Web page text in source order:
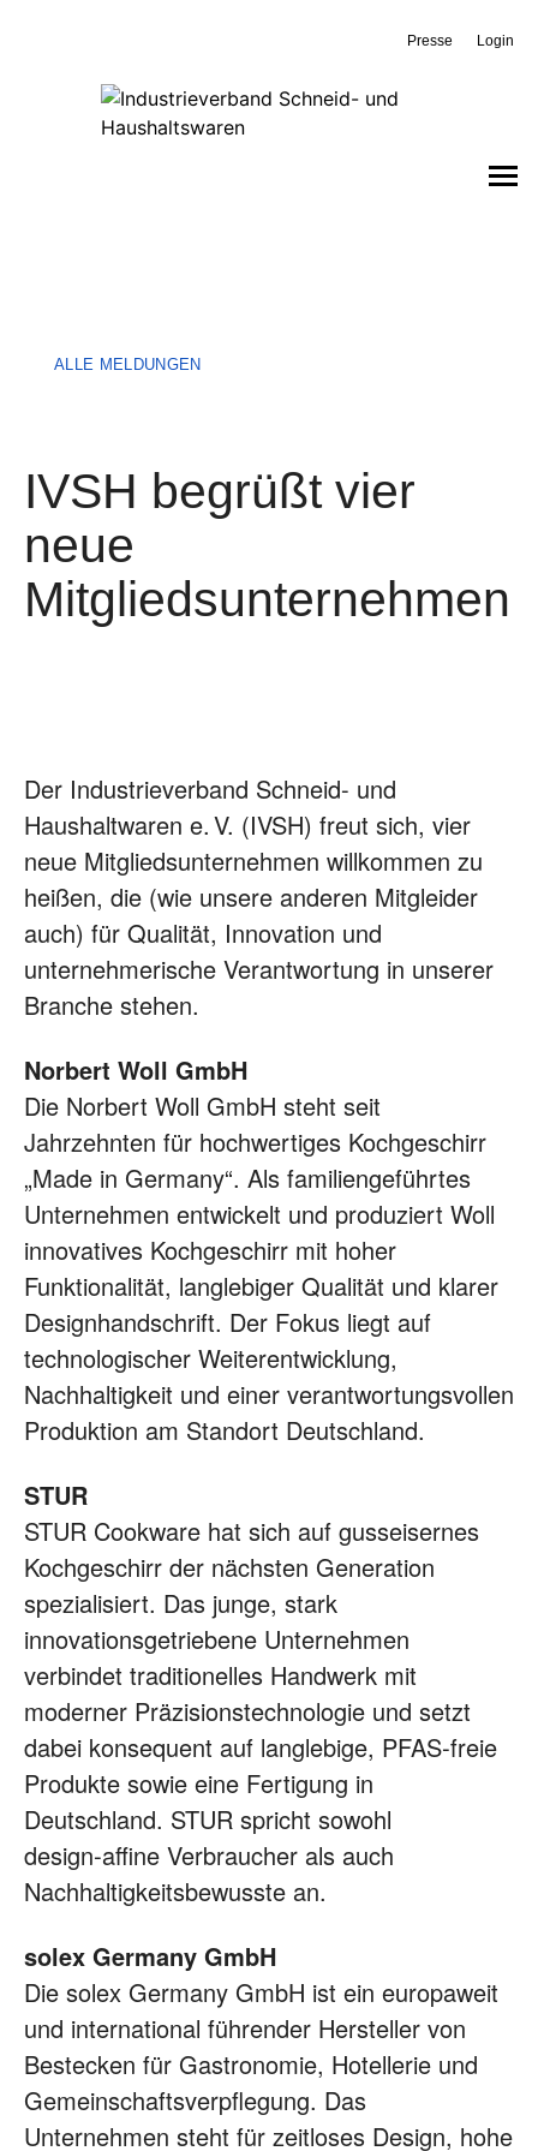
Presse Login
ALLE MELDUNGEN
IVSH begrüßt vier
neue
Mitgliedsunternehmen
Der Industrieverband Schneid- und
Haushaltwaren e. V. (IVSH) freut sich, vier
neue Mitgliedsunternehmen willkommen zu
heißen, die (wie unsere anderen Mitgleider
auch) für Qualität, Innovation und
unternehmerische Verantwortung in unserer
Branche stehen.
Norbert Woll GmbH
Die Norbert Woll GmbH steht seit
Jahrzehnten für hochwertiges Kochgeschirr
„Made in Germany“. Als familiengeführtes
Unternehmen entwickelt und produziert Woll
innovatives Kochgeschirr mit hoher
Funktionalität, langlebiger Qualität und klarer
Designhandschrift. Der Fokus liegt auf
technologischer Weiterentwicklung,
Nachhaltigkeit und einer verantwortungsvollen
Produktion am Standort Deutschland.
STUR
STUR Cookware hat sich auf gusseisernes
Kochgeschirr der nächsten Generation
spezialisiert. Das junge, stark
innovationsgetriebene Unternehmen
verbindet traditionelles Handwerk mit
moderner Präzisionstechnologie und setzt
dabei konsequent auf langlebige, PFAS‑freie
Produkte sowie eine Fertigung in
Deutschland. STUR spricht sowohl
design‑affine Verbraucher als auch
Nachhaltigkeitsbewusste an.
solex Germany GmbH
Die solex Germany GmbH ist ein europaweit
und international führender Hersteller von
Bestecken für Gastronomie, Hotellerie und
Gemeinschaftsverpflegung. Das
Unternehmen steht für zeitloses Design, hohe